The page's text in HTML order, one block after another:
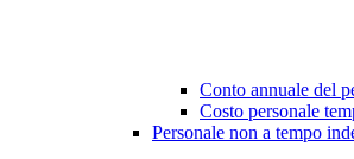
Conto annuale del
Costo personale
Personale non a tempo